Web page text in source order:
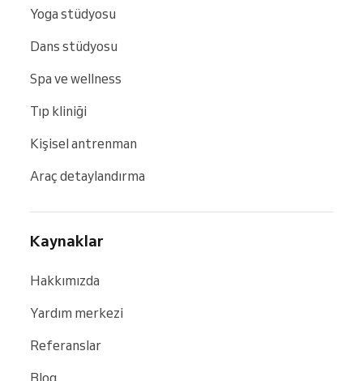
Yoga stüdyosu
Dans stüdyosu
Spa ve wellness
Tıp kliniği
Kişisel antrenman
Araç detaylandırma
Kaynaklar
Hakkımızda
Yardım merkezi
Referanslar
Blog